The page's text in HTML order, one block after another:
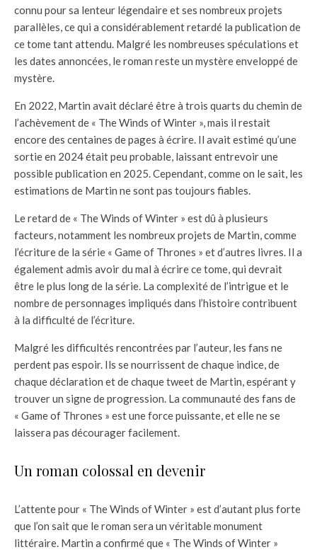
connu pour sa lenteur légendaire et ses nombreux projets
parallèles, ce qui a considérablement retardé la publication de
ce tome tant attendu. Malgré les nombreuses spéculations et
les dates annoncées, le roman reste un mystère enveloppé de
mystère.
En 2022, Martin avait déclaré être à trois quarts du chemin de
l’achèvement de « The Winds of Winter », mais il restait
encore des centaines de pages à écrire. Il avait estimé qu’une
sortie en 2024 était peu probable, laissant entrevoir une
possible publication en 2025. Cependant, comme on le sait, les
estimations de Martin ne sont pas toujours fiables.
Le retard de « The Winds of Winter » est dû à plusieurs
facteurs, notamment les nombreux projets de Martin, comme
l’écriture de la série « Game of Thrones » et d’autres livres. Il a
également admis avoir du mal à écrire ce tome, qui devrait
être le plus long de la série. La complexité de l’intrigue et le
nombre de personnages impliqués dans l’histoire contribuent
à la difficulté de l’écriture.
Malgré les difficultés rencontrées par l’auteur, les fans ne
perdent pas espoir. Ils se nourrissent de chaque indice, de
chaque déclaration et de chaque tweet de Martin, espérant y
trouver un signe de progression. La communauté des fans de
« Game of Thrones » est une force puissante, et elle ne se
laissera pas décourager facilement.
Un roman colossal en devenir
L’attente pour « The Winds of Winter » est d’autant plus forte
que l’on sait que le roman sera un véritable monument
littéraire. Martin a confirmé que « The Winds of Winter »